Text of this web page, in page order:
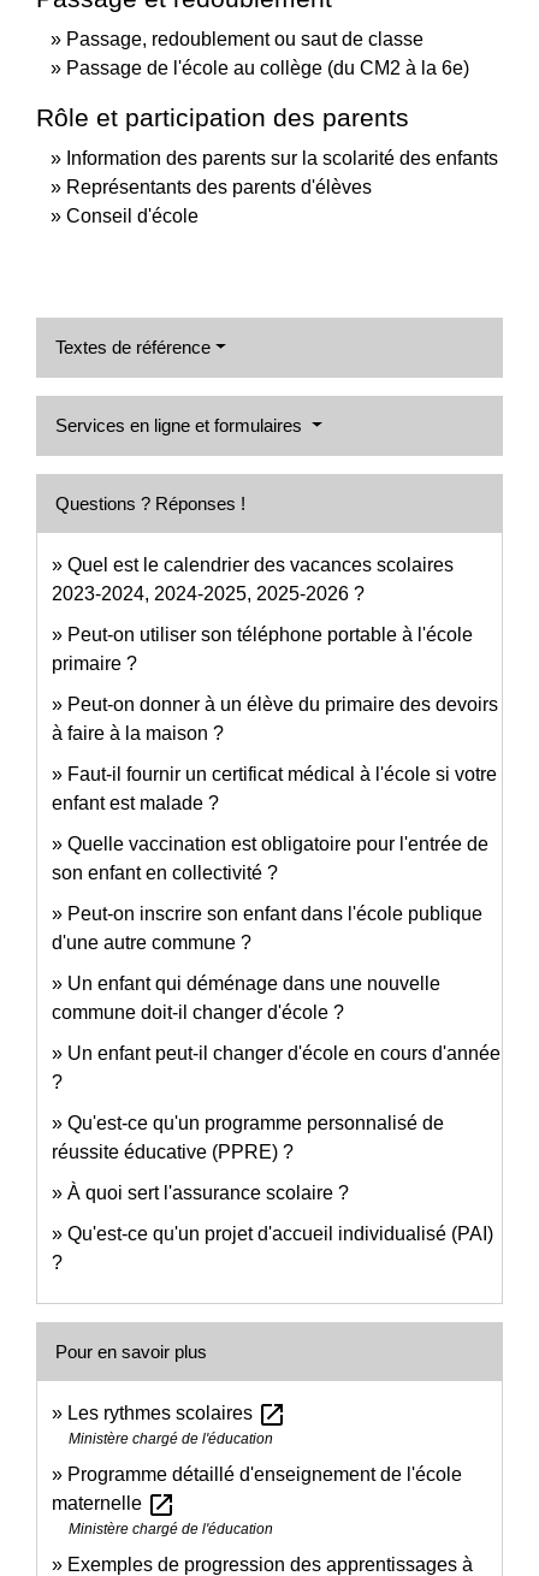
Passage, redoublement ou saut de classe
Passage de l'école au collège (du CM2 à la 6e)
Rôle et participation des parents
Information des parents sur la scolarité des enfants
Représentants des parents d'élèves
Conseil d'école
Textes de référence
Services en ligne et formulaires
Questions ? Réponses !
Quel est le calendrier des vacances scolaires
2023-2024, 2024-2025, 2025-2026 ?
Peut-on utiliser son téléphone portable à l'école
primaire ?
Peut-on donner à un élève du primaire des devoirs
à faire à la maison ?
Faut-il fournir un certificat médical à l'école si votre
enfant est malade ?
Quelle vaccination est obligatoire pour l'entrée de
son enfant en collectivité ?
Peut-on inscrire son enfant dans l'école publique
d'une autre commune ?
Un enfant qui déménage dans une nouvelle
commune doit-il changer d'école ?
Un enfant peut-il changer d'école en cours d'année
?
Qu'est-ce qu'un programme personnalisé de
réussite éducative (PPRE) ?
À quoi sert l'assurance scolaire ?
Qu'est-ce qu'un projet d'accueil individualisé (PAI)
?
Pour en savoir plus
Les rythmes scolaires open_in_new
Ministère chargé de l'éducation
Programme détaillé d'enseignement de l'école
maternelle open_in_new
Ministère chargé de l'éducation
Exemples de progression des apprentissages à